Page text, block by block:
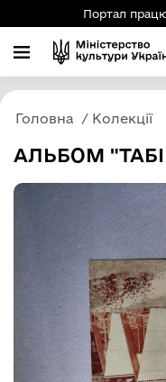
Портал
Головна Колекції
АЛЬБОМ